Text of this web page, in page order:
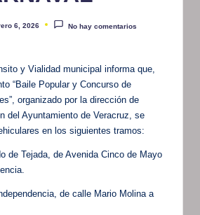
6, 2026 No hay comentarios
y Vialidad municipal informa que,
“Baile Popular y Concurso de
organizado por la dirección de
del Ayuntamiento de Veracruz, se
en los siguientes tramos:
de Avenida Cinco de Mayo
de calle Mario Molina a